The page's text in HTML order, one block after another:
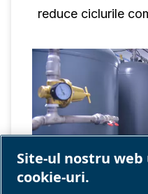
reduce ciclurile
Site-ul nostru web
cookie-uri.